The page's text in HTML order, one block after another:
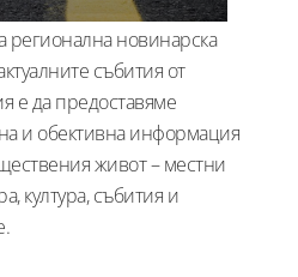
регионална новинарска
събития от
е да предоставяме
и обективна информация
живот – местни
култура, събития и